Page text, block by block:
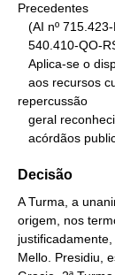
Precedentes
repercussão
acórdãos
Decisão
A Turma, a
origem, nos
Mello. Presidiu,